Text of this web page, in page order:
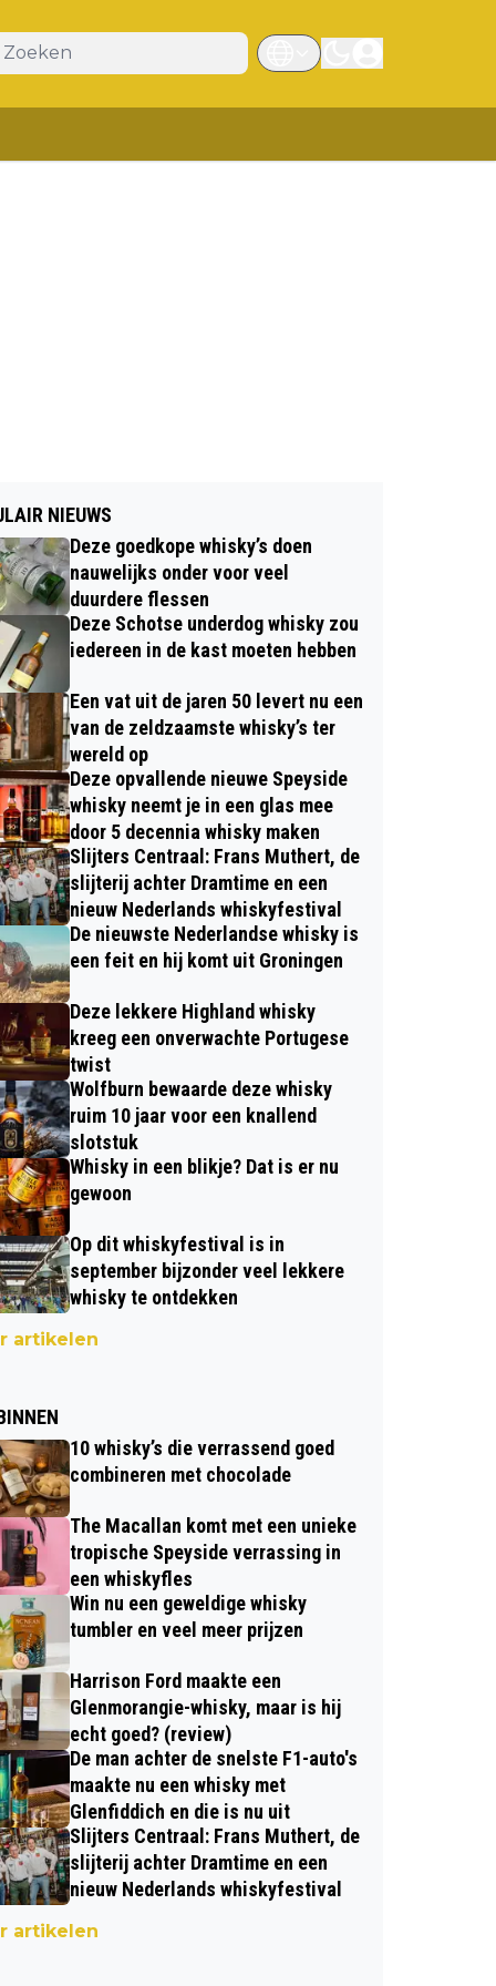
NIEUWS
Deze goedkope whisky’s doen
nauwelijks onder voor veel
duurdere flessen
Deze Schotse underdog whisky zou
iedereen in de kast moeten hebben
Een vat uit de jaren 50 levert nu een
van de zeldzaamste whisky’s ter
wereld op
Deze opvallende nieuwe Speyside
whisky neemt je in een glas mee
door 5 decennia whisky maken
Slijters Centraal: Frans Muthert, de
slijterij achter Dramtime en een
nieuw Nederlands whiskyfestival
De nieuwste Nederlandse whisky is
een feit en hij komt uit Groningen
Deze lekkere Highland whisky
kreeg een onverwachte Portugese
twist
Wolfburn bewaarde deze whisky
ruim 10 jaar voor een knallend
slotstuk
Whisky in een blikje? Dat is er nu
gewoon
Op dit whiskyfestival is in
september bijzonder veel lekkere
whisky te ontdekken
artikelen
10 whisky’s die verrassend goed
combineren met chocolade
The Macallan komt met een unieke
tropische Speyside verrassing in
een whiskyfles
Win nu een geweldige whisky
tumbler en veel meer prijzen
Harrison Ford maakte een
Glenmorangie-whisky, maar is hij
echt goed? (review)
De man achter de snelste F1-auto's
maakte nu een whisky met
Glenfiddich en die is nu uit
Slijters Centraal: Frans Muthert, de
slijterij achter Dramtime en een
nieuw Nederlands whiskyfestival
artikelen